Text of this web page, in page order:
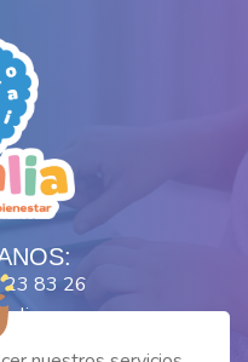
83 26
EN: